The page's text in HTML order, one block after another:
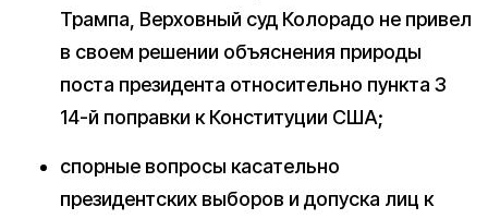
Трампа, Верховный суд Колорадо не привел
в своем решении объяснения природы
поста президента относительно пункта 3
14-й поправки к Конституции США;
спорные вопросы касательно
президентских выборов и допуска лиц к